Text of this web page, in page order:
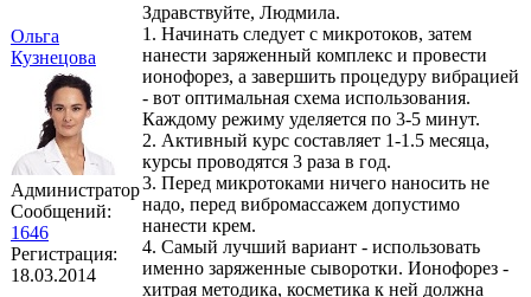
Ольга
Кузнецова
Администратор
Сообщений:
1646
Регистрация:
18.03.2014
Здравствуйте, Людмила.
1. Начинать следует с микротоков, затем
нанести заряженный комплекс и провести
ионофорез, а завершить процедуру вибрацией
- вот оптимальная схема использования.
Каждому режиму уделяется по 3-5 минут.
2. Активный курс составляет 1-1.5 месяца,
курсы проводятся 3 раза в год.
3. Перед микротоками ничего наносить не
надо, перед вибромассажем допустимо
нанести крем.
4. Самый лучший вариант - использовать
именно заряженные сыворотки. Ионофорез -
хитрая методика, косметика к ней должна